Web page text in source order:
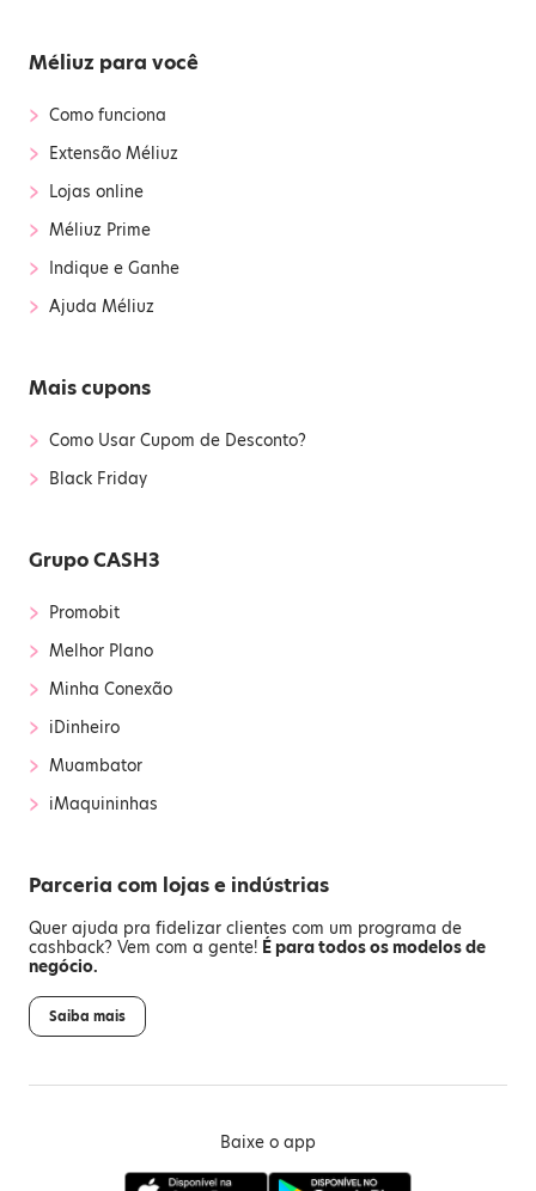
Méliuz para você
› Como funciona
› Extensão Méliuz
› Lojas online
› Méliuz Prime
› Indique e Ganhe
› Ajuda Méliuz
Mais cupons
› Como Usar Cupom de Desconto?
› Black Friday
Grupo CASH3
› Promobit
› Melhor Plano
› Minha Conexão
› iDinheiro
› Muambator
› iMaquininhas
Parceria com lojas e indústrias
Quer ajuda pra fidelizar clientes com um programa de
cashback? Vem com a gente! É para todos os modelos de
negócio.
Saiba mais
Baixe o app